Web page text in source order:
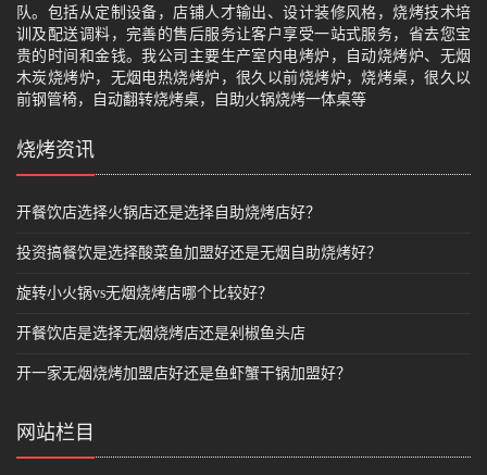
队。包括从定制设备，店铺人才输出、设计装修风格，烧烤技术培
训及配送调料，完善的售后服务让客户享受一站式服务，省去您宝
贵的时间和金钱。我公司主要生产室内电烤炉，自动烧烤炉、无烟
木炭烧烤炉，无烟电热烧烤炉，很久以前烧烤炉，烧烤桌，很久以
前钢管椅，自动翻转烧烤桌，自助火锅烧烤一体桌等
烧烤资讯
开餐饮店选择火锅店还是选择自助烧烤店好？
投资搞餐饮是选择酸菜鱼加盟好还是无烟自助烧烤好？
旋转小火锅vs无烟烧烤店哪个比较好？
开餐饮店是选择无烟烧烤店还是剁椒鱼头店
开一家无烟烧烤加盟店好还是鱼虾蟹干锅加盟好？
网站栏目